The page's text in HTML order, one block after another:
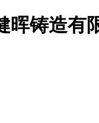
晖铸造有